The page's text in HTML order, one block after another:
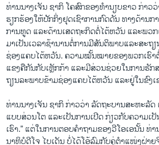
ທ່ານນາງເຈັນ ຊາກິ ໂຄສົກຂອງທຳນຽບຂາວ ກ່າວ
ຮຽກຮ້ອງໃຫ້ປັກກິ່ງຢຸດເຊົາການກົດດັນ ທາງດ້ານ
ການທູດ ແລະດ້ານເສດຖະກິດຕໍ່ໄຕ້ຫວັນ ແລະພວ
ມາເປັນເວລາຊ້ານານຕໍ່ການມີສັນຕິພາບແລະສະຖ
ຊ່ອງແຄບໄຕ້ຫວັນ. ຄວາມໝັ້ນໝາຍຂອງພວກເຮົາ
ແຂງຄືກັນກັບເຫຼັກກ້າ ແລະມີສ່ວນຊ່ວຍໃນການຮັກ
ຖຽນລະພາບຂ້າມຊ່ອງແຄບໄຕ້ຫວັນ ແລະຢູ່ໃນຂົງເ
ທ່ານນາງເຈັນ ຊາກິ ກ່າວວ່າ ລັດຖະບານສະຫະລັດ
ແບບສ່ວນໂຕ ແລະເປັນການເປີດ ກ່ຽວກັບຄວາມເ
ເຮົາ.” ແຕ່ໃນການຕອບຄຳຖາມຂອງວີໂອເອນັ້ນ ທ່
ນາທິບໍດີໂຈ ໄບເດັນ ບໍ່ໄດ້ໂອ້ລົມກັບຄູ່ຕຳແໜ່ງຝ່າຍ